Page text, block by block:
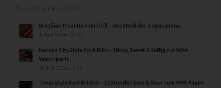
NEUSTE REZEPTE
Brazilian Picanha vom Grill – das Steak der Copacabana
1. Juni 2026 - 13:34
Kansas City Style Pork Ribs – Sticky, Sweet & Saftig zur WM-
Watchparty
28. Mai 2026 - 9:30
Texas Style Beef Brisket – 12 Stunden Low & Slow zum WM-Finale